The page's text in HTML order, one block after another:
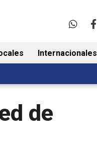
Internacionales
de